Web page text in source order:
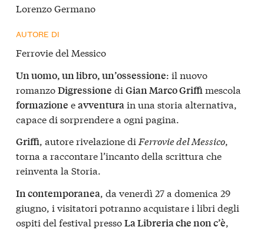
Lorenzo Germano
AUTORE DI
Ferrovie del Messico
Un uomo, un libro, un’ossessione: il nuovo
romanzoDigressione di Gian Marco Griffi mescola
formazione eavventura in una storia alternativa,
capace di sorprendere a ogni pagina.
Griffi, autore rivelazione di Ferrovie del Messico,
torna a raccontare l’incanto della scrittura che
reinventa la Storia.
In contemporanea, da venerdì 27 a domenica 29
giugno, i visitatori potranno acquistare i libri degli
ospiti del festival pressoLa Libreria che non c’è,